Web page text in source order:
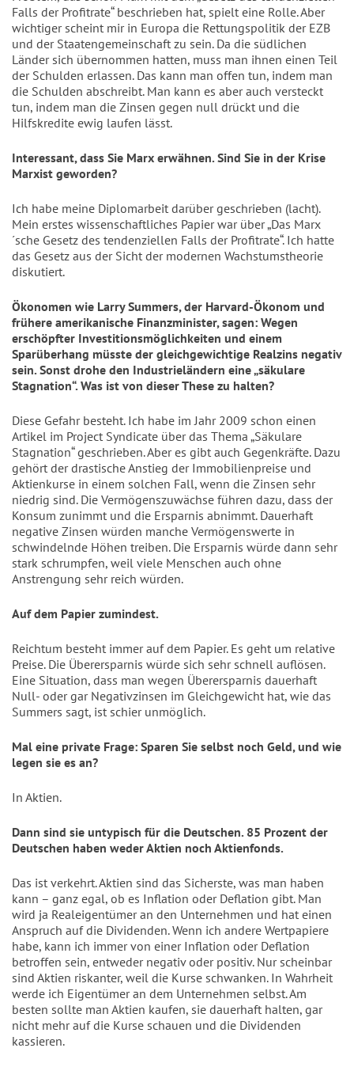
Falls der Profitrate“ beschrieben hat, spielt eine Rolle. Aber
wichtiger scheint mir in Europa die Rettungspolitik der EZB
und der Staatengemeinschaft zu sein. Da die südlichen
Länder sich übernommen hatten, muss man ihnen einen Teil
der Schulden erlassen. Das kann man offen tun, indem man
die Schulden abschreibt. Man kann es aber auch versteckt
tun, indem man die Zinsen gegen null drückt und die
Hilfskredite ewig laufen lässt.
Interessant, dass Sie Marx erwähnen. Sind Sie in der Krise
Marxist geworden?
Ich habe meine Diplomarbeit darüber geschrieben (lacht).
Mein erstes wissenschaftliches Papier war über „Das Marx
´sche Gesetz des tendenziellen Falls der Profitrate“. Ich hatte
das Gesetz aus der Sicht der modernen Wachstumstheorie
diskutiert.
Ökonomen wie Larry Summers, der Harvard-Ökonom und
frühere amerikanische Finanzminister, sagen: Wegen
erschöpfter Investitionsmöglichkeiten und einem
Sparüberhang müsste der gleichgewichtige Realzins negativ
sein. Sonst drohe den Industrieländern eine „säkulare
Stagnation“. Was ist von dieser These zu halten?
Diese Gefahr besteht. Ich habe im Jahr 2009 schon einen
Artikel im Project Syndicate über das Thema „Säkulare
Stagnation“ geschrieben. Aber es gibt auch Gegenkräfte. Dazu
gehört der drastische Anstieg der Immobilienpreise und
Aktienkurse in einem solchen Fall, wenn die Zinsen sehr
niedrig sind. Die Vermögenszuwächse führen dazu, dass der
Konsum zunimmt und die Ersparnis abnimmt. Dauerhaft
negative Zinsen würden manche Vermögenswerte in
schwindelnde Höhen treiben. Die Ersparnis würde dann sehr
stark schrumpfen, weil viele Menschen auch ohne
Anstrengung sehr reich würden.
Auf dem Papier zumindest.
Reichtum besteht immer auf dem Papier. Es geht um relative
Preise. Die Überersparnis würde sich sehr schnell auflösen.
Eine Situation, dass man wegen Überersparnis dauerhaft
Null- oder gar Negativzinsen im Gleichgewicht hat, wie das
Summers sagt, ist schier unmöglich.
Mal eine private Frage: Sparen Sie selbst noch Geld, und wie
legen sie es an?
In Aktien.
Dann sind sie untypisch für die Deutschen. 85 Prozent der
Deutschen haben weder Aktien noch Aktienfonds.
Das ist verkehrt. Aktien sind das Sicherste, was man haben
kann – ganz egal, ob es Inflation oder Deflation gibt. Man
wird ja Realeigentümer an den Unternehmen und hat einen
Anspruch auf die Dividenden. Wenn ich andere Wertpapiere
habe, kann ich immer von einer Inflation oder Deflation
betroffen sein, entweder negativ oder positiv. Nur scheinbar
sind Aktien riskanter, weil die Kurse schwanken. In Wahrheit
werde ich Eigentümer an dem Unternehmen selbst. Am
besten sollte man Aktien kaufen, sie dauerhaft halten, gar
nicht mehr auf die Kurse schauen und die Dividenden
kassieren.